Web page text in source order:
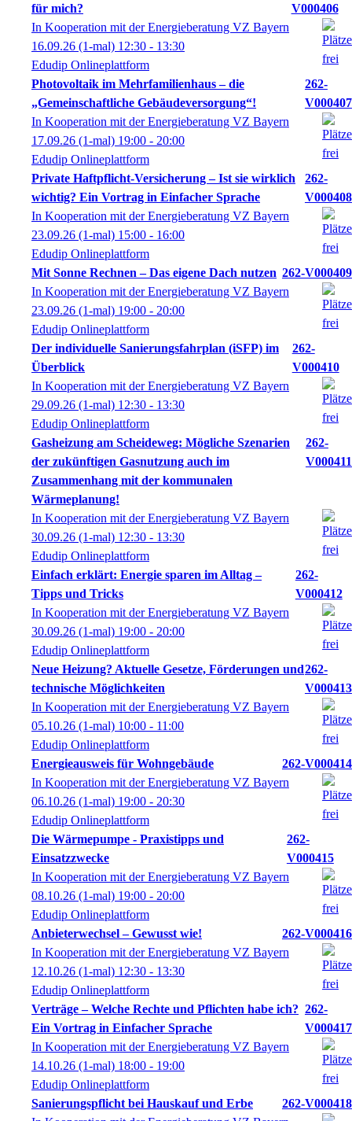
für mich?
V000406
In Kooperation mit der Energieberatung VZ Bayern
16.09.26 (1-mal) 12:30 - 13:30
Edudip Onlineplattform
Photovoltaik im Mehrfamilienhaus – die
„Gemeinschaftliche Gebäudeversorgung“!
262-
V000407
In Kooperation mit der Energieberatung VZ Bayern
17.09.26 (1-mal) 19:00 - 20:00
Edudip Onlineplattform
Private Haftpflicht-Versicherung – Ist sie wirklich
wichtig? Ein Vortrag in Einfacher Sprache
262-
V000408
In Kooperation mit der Energieberatung VZ Bayern
23.09.26 (1-mal) 15:00 - 16:00
Edudip Onlineplattform
Mit Sonne Rechnen – Das eigene Dach nutzen 262-V000409
In Kooperation mit der Energieberatung VZ Bayern
23.09.26 (1-mal) 19:00 - 20:00
Edudip Onlineplattform
Der individuelle Sanierungsfahrplan (iSFP) im
Überblick
262-
V000410
In Kooperation mit der Energieberatung VZ Bayern
29.09.26 (1-mal) 12:30 - 13:30
Edudip Onlineplattform
Gasheizung am Scheideweg: Mögliche Szenarien
der zukünftigen Gasnutzung auch im
Zusammenhang mit der kommunalen
Wärmeplanung!
262-
V000411
In Kooperation mit der Energieberatung VZ Bayern
30.09.26 (1-mal) 12:30 - 13:30
Edudip Onlineplattform
Einfach erklärt: Energie sparen im Alltag –
Tipps und Tricks
262-
V000412
In Kooperation mit der Energieberatung VZ Bayern
30.09.26 (1-mal) 19:00 - 20:00
Edudip Onlineplattform
Neue Heizung? Aktuelle Gesetze, Förderungen und
technische Möglichkeiten
262-
V000413
In Kooperation mit der Energieberatung VZ Bayern
05.10.26 (1-mal) 10:00 - 11:00
Edudip Onlineplattform
Energieausweis für Wohngebäude
262-V000414
In Kooperation mit der Energieberatung VZ Bayern
06.10.26 (1-mal) 19:00 - 20:30
Edudip Onlineplattform
Die Wärmepumpe - Praxistipps und
Einsatzzwecke
262-
V000415
In Kooperation mit der Energieberatung VZ Bayern
08.10.26 (1-mal) 19:00 - 20:00
Edudip Onlineplattform
Anbieterwechsel – Gewusst wie!
262-V000416
In Kooperation mit der Energieberatung VZ Bayern
12.10.26 (1-mal) 12:30 - 13:30
Edudip Onlineplattform
Verträge – Welche Rechte und Pflichten habe ich?
Ein Vortrag in Einfacher Sprache
262-
V000417
In Kooperation mit der Energieberatung VZ Bayern
14.10.26 (1-mal) 18:00 - 19:00
Edudip Onlineplattform
Sanierungspflicht bei Hauskauf und Erbe
262-V000418